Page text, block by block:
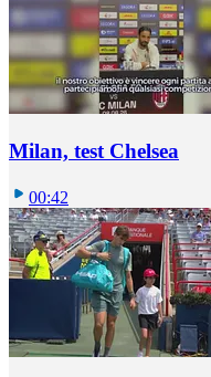
Milan, test Chelsea
00:42